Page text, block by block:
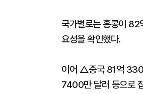
국가별로는 홍콩이 82
요성을 확인했다.
이어 △중국 81억
7400만 달러 등으로